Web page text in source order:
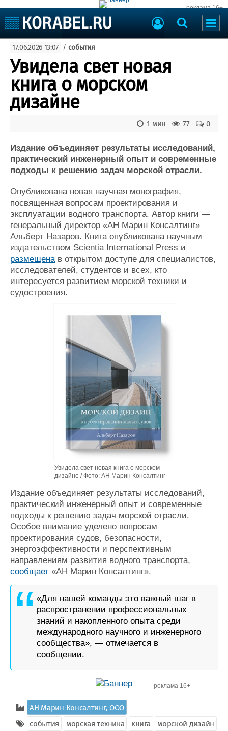
реклама 16+
Судоходство
Судоремонт
События
Пресс-релизы
Порты
Рыболовство
ВМФ
Образование
Судостроение
Пульс
Новости
Компании
Репутация
Работа
Крюинг
Журнал
Реклама
Торговая площадка
Доска объявлений
Продажа флота
Изделия
Материалы
Услуги
Конференции
Выставки и семинары
Флот
Отзывы
Все службы
17.06.2026 13:07 / события
Увидела свет новая
книга о морском
дизайне
0
77
1 мин
Издание объединяет результаты исследований,
практический инженерный опыт и современные
подходы к решению задач морской отрасли.
Опубликована новая научная монография,
посвященная вопросам проектирования и
эксплуатации водного транспорта. Автор книги —
генеральный директор «АН Марин Консалтинг»
Альберт Назаров. Книга опубликована научным
издательством Scientia International Press и
размещенав открытом доступе для специалистов,
исследователей, студентов и всех, кто
интересуется развитием морской техники и
судостроения.
Увидела свет новая книга о морском
дизайне / Фото: АН Марин Консалтинг
Издание объединяет результаты исследований,
практический инженерный опыт и современные
подходы к решению задач морской отрасли.
Особое внимание уделено вопросам
проектирования судов, безопасности,
энергоэффективности и перспективным
направлениям развития водного транспорта,
сообщает «АН Марин Консалтинг».
«Для нашей команды это важный шаг в
распространении профессиональных
знаний и накопленного опыта среди
международного научного и инженерного
сообщества», — отмечается в
сообщении.
реклама 16+
АН Марин Консалтинг, ООО
события
морская техника книга морской дизайн